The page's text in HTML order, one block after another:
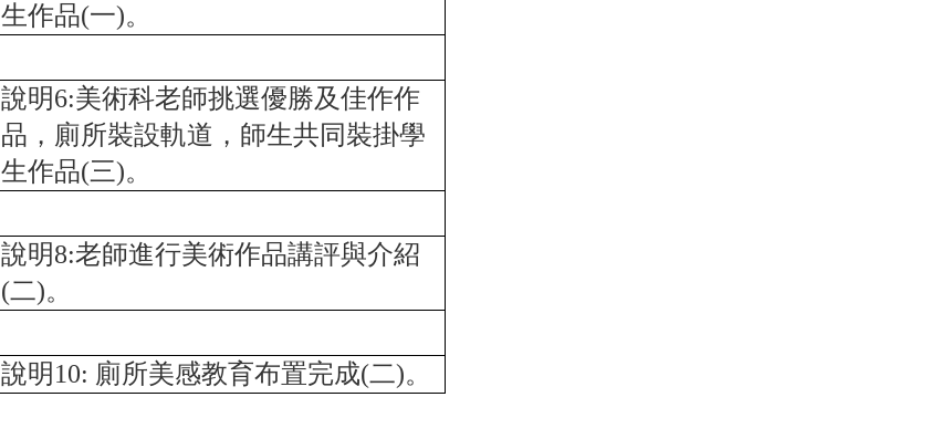
生作品(一)。
說明6:美術科老師挑選優勝及佳作作
品，廁所裝設軌道，師生共同裝掛學
生作品(三)。
說明8:老師進行美術作品講評與介紹
(二)。
說明10: 廁所美感教育布置完成(二)。